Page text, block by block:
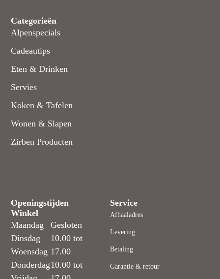
Categorieën
Alpenspecials
Cadeautips
Eten & Drinken
Servies
Koken & Tafelen
Wonen & Slapen
Zirben Producten
Openingstijden
Winkel
Maandag
Dinsdag
Woensdag
Donderdag
Gesloten
10.00 tot
17.00
10.00 tot
Service
Afhaaladres
Levering
Betaling
Garantie & retour